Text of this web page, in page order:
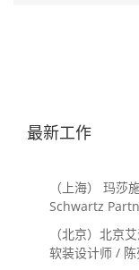
最新工作
（上海） 玛
Schwartz
Landscape
Landscape
（北京）北京
软装设计师 /